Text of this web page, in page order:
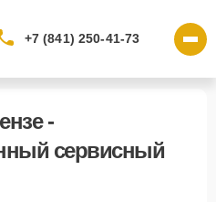
+7 (841) 250-41-73
-
сервисный